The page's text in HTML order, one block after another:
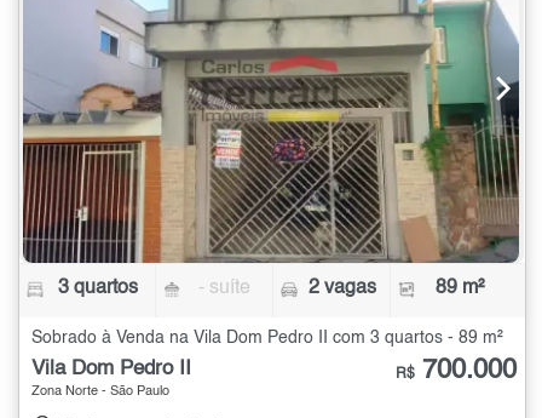
3 quartos - suíte 2 vagas 89 m²
Sobrado à Venda na Vila Dom Pedro II com 3 quartos - 89 m²
Vila Dom Pedro II
Zona Norte - São Paulo
R$ 700.000